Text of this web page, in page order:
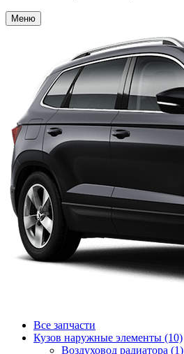
Меню
Все запчасти
Кузов наружные элементы (10)
Воздуховод радиатора (1)